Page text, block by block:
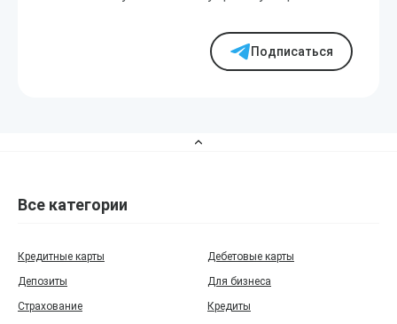
Подписаться
Все категории
Кредитные карты
Дебетовые карты
Депозиты
Для бизнеса
Страхование
Кредиты